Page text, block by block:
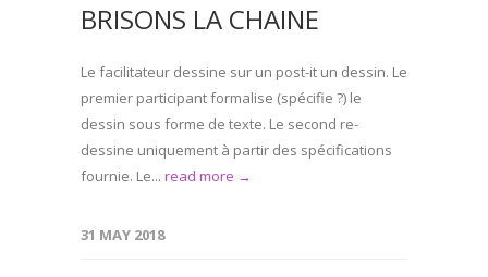
BRISONS LA CHAINE
Le facilitateur dessine sur un post-it un dessin. Le
premier participant formalise (spécifie ?) le
dessin sous forme de texte. Le second re-
dessine uniquement à partir des spécifications
fournie. Le... read more →
31 MAY 2018